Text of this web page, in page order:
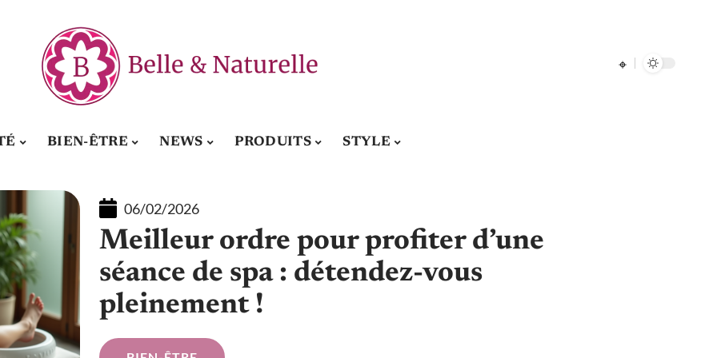
BIEN-ÊTRE NEWS PRODUITS STYLE
06/02/2026
Meilleur ordre pour profiter d’une
séance de spa : détendez-vous
pleinement !